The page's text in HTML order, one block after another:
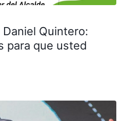
Quintero:
para que usted